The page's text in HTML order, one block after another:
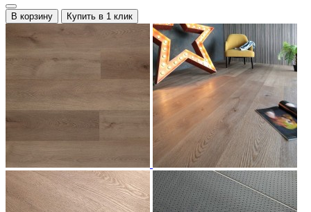
В корзину Купить в 1 клик